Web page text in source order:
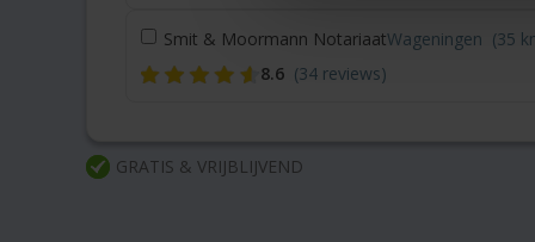
Smit & Moormann NotariaatWageningen (35
8.6 (34 reviews)
GRATIS & VRIJBLIJVEND